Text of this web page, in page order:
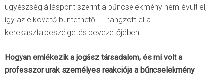
ügyészség álláspont szerint a bűncselekmény nem évült el,
így az elkövető büntethető. – hangzott el a
kerekasztalbeszélgetés bevezetőjében.
Hogyan emlékezik a jogász társadalom, és mi volt a
professzor urak személyes reakciója a bűncselekmény